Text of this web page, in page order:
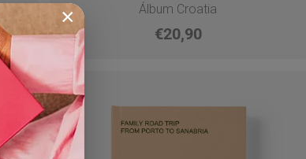
Álbum Croatia
€20,90
×